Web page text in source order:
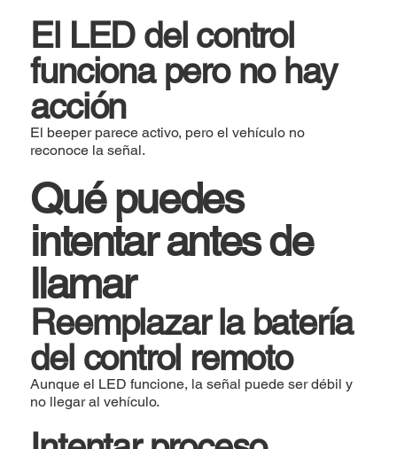
El LED del control
funciona pero no hay
acción
El beeper parece activo, pero el vehículo no
reconoce la señal.
Qué puedes
intentar antes de
llamar
Reemplazar la batería
del control remoto
Aunque el LED funcione, la señal puede ser débil y
no llegar al vehículo.